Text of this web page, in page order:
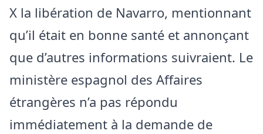
X la libération de Navarro, mentionnant
qu’il était en bonne santé et annonçant
que d’autres informations suivraient. Le
ministère espagnol des Affaires
étrangères n’a pas répondu
immédiatement à la demande de